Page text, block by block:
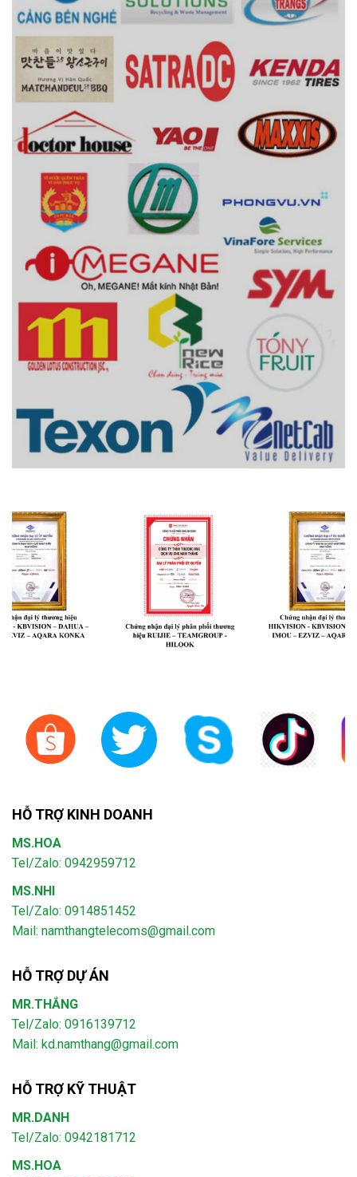
HỖ TRỢ KINH DOANH
MS.HOA
Tel/Zalo: 0942959712
MS.NHI
Tel/Zalo: 0914851452
Mail: namthangtelecoms@gmail.com
HỖ TRỢ DỰ ÁN
MR.THẮNG
Tel/Zalo: 0916139712
Mail: kd.namthang@gmail.com
HỖ TRỢ KỸ THUẬT
MR.DANH
Tel/Zalo: 0942181712
MS.HOA